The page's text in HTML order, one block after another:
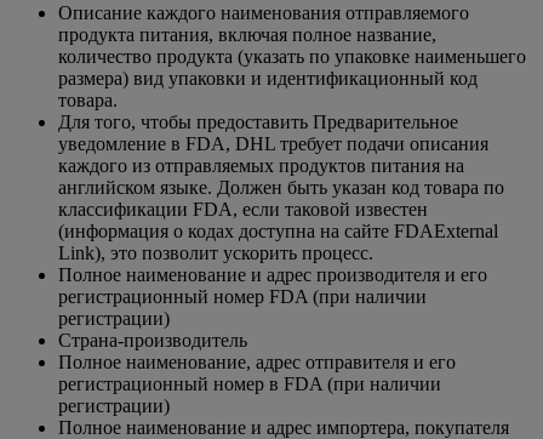
Описание каждого наименования отправляемого
продукта питания, включая полное название,
количество продукта (указать по упаковке наименьшего
размера) вид упаковки и идентификационный код
товара.
Для того, чтобы предоставить Предварительное
уведомление в FDA, DHL требует подачи описания
каждого из отправляемых продуктов питания на
английском языке. Должен быть указан код товара по
классификации FDA, если таковой известен
(информация о кодах доступна на сайте FDAExternal
Link), это позволит ускорить процесс.
Полное наименование и адрес производителя и его
регистрационный номер FDA (при наличии
регистрации)
Страна-производитель
Полное наименование, адрес отправителя и его
регистрационный номер в FDA (при наличии
регистрации)
Полное наименование и адрес импортера, покупателя